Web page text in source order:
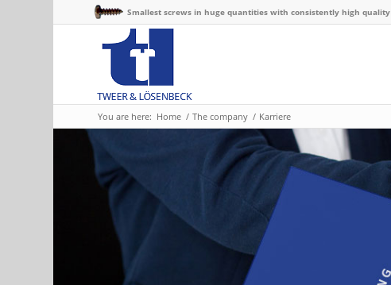
Smallest screws in huge quantities with consistently high quality
You are here: Home / The company / Karriere